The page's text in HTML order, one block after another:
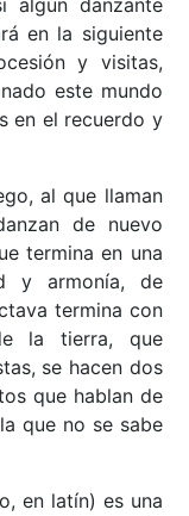
algún danzante
en la siguiente
y visitas,
este mundo
en el recuerdo y
al que llaman
de nuevo
termina en una
y armonía, de
termina con
la tierra, que
se hacen dos
que hablan de
que no se sabe
en latín) es una